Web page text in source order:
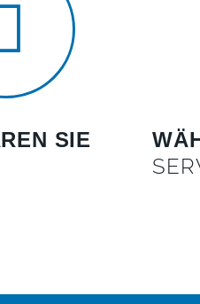
SIE